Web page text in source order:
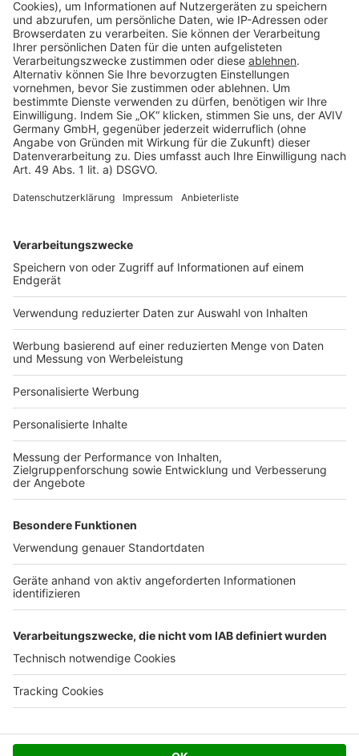
Cookie Einstellungen
Rechtliches
AGB-Übersicht
Datenschutz
Impressum
Services
Bauprojekt-Quiz
Häuser-Suche
Hausanbieter-Suche
Bauprojekt-Profil
Für Unternehmen
Ihre Baufirma auf bauen.de
Kostenloses Infogespräch